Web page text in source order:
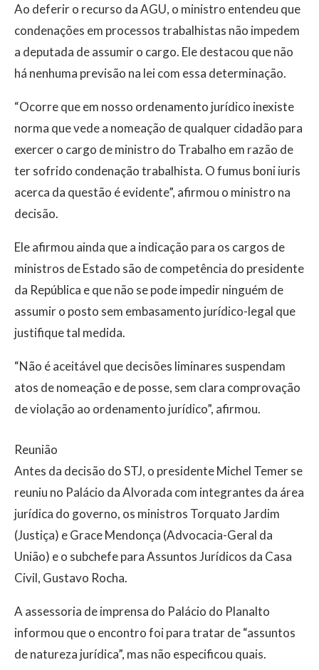
Ao deferir o recurso da AGU, o ministro entendeu que
condenações em processos trabalhistas não impedem
a deputada de assumir o cargo. Ele destacou que não
há nenhuma previsão na lei com essa determinação.
“Ocorre que em nosso ordenamento jurídico inexiste
norma que vede a nomeação de qualquer cidadão para
exercer o cargo de ministro do Trabalho em razão de
ter sofrido condenação trabalhista. O fumus boni iuris
acerca da questão é evidente”, afirmou o ministro na
decisão.
Ele afirmou ainda que a indicação para os cargos de
ministros de Estado são de competência do presidente
da República e que não se pode impedir ninguém de
assumir o posto sem embasamento jurídico-legal que
justifique tal medida.
“Não é aceitável que decisões liminares suspendam
atos de nomeação e de posse, sem clara comprovação
de violação ao ordenamento jurídico”, afirmou.
Reunião
Antes da decisão do STJ, o presidente Michel Temer se
reuniu no Palácio da Alvorada com integrantes da área
jurídica do governo, os ministros Torquato Jardim
(Justiça) e Grace Mendonça (Advocacia-Geral da
União) e o subchefe para Assuntos Jurídicos da Casa
Civil, Gustavo Rocha.
A assessoria de imprensa do Palácio do Planalto
informou que o encontro foi para tratar de “assuntos
de natureza jurídica”, mas não especificou quais.